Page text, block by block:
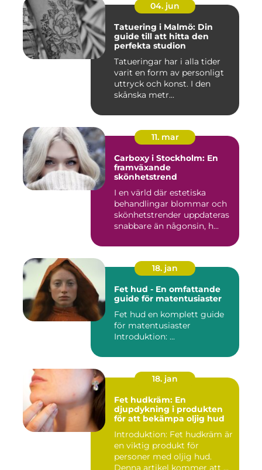
04. jun
Tatuering i Malmö: Din
guide till att hitta den
perfekta studion
Tatueringar har i alla tider
varit en form av personligt
uttryck och konst. I den
skånska metr...
11. mar
Carboxy i Stockholm: En
framväxande
skönhetstrend
I en värld där estetiska
behandlingar blommar och
skönhetstrender uppdateras
snabbare än någonsin, h...
18. jan
Fet hud - En omfattande
guide för matentusiaster
Fet hud en komplett guide
för matentusiaster
Introduktion: ...
18. jan
Fet hudkräm: En
djupdykning i produkten
för att bekämpa oljig hud
Introduktion: Fet hudkräm är
en viktig produkt för
personer med oljig hud.
Denna artikel kommer att ...